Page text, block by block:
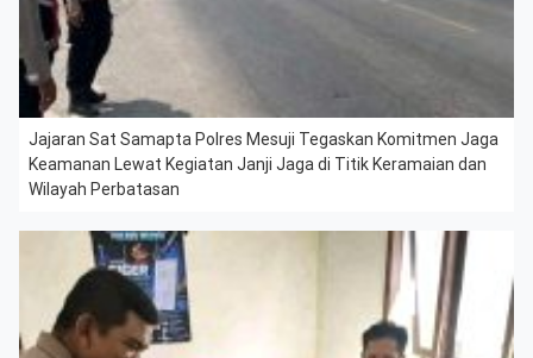
Jajaran Sat Samapta Polres Mesuji Tegaskan Komitmen Jaga
Keamanan Lewat Kegiatan Janji Jaga di Titik Keramaian dan
Wilayah Perbatasan